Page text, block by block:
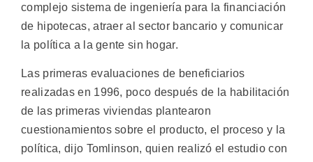
complejo sistema de ingeniería para la financiación
de hipotecas, atraer al sector bancario y comunicar
la política a la gente sin hogar.
Las primeras evaluaciones de beneficiarios
realizadas en 1996, poco después de la habilitación
de las primeras viviendas plantearon
cuestionamientos sobre el producto, el proceso y la
política, dijo Tomlinson, quien realizó el estudio con